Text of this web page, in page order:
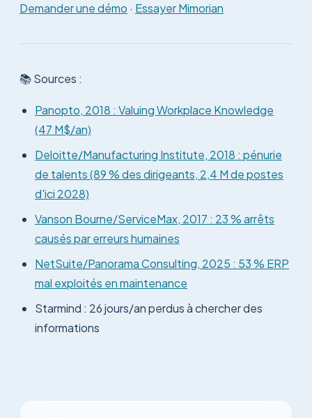
Demander une démo · Essayer Mimorian
📚 Sources :
Panopto, 2018 : Valuing Workplace Knowledge
(47 M$/an)
Deloitte/Manufacturing Institute, 2018 : pénurie
de talents (89 % des dirigeants, 2,4 M de postes
d'ici 2028)
Vanson Bourne/ServiceMax, 2017 : 23 % arrêts
causés par erreurs humaines
NetSuite/Panorama Consulting, 2025 : 53 % ERP
mal exploités en maintenance
Starmind : 26 jours/an perdus à chercher des
informations